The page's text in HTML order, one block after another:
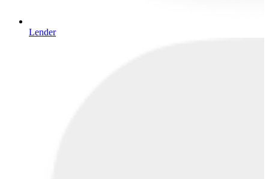
Lender